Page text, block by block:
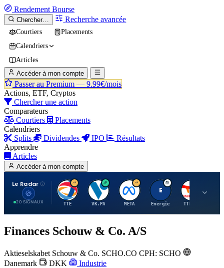
Rendement Bourse
Chercher… Recherche avancée
Courtiers
Placements
Calendriers
Articles
Accéder à mon compte
Passer au Premium — 9.99€/mois
Actions, ETF, Cryptos
Chercher une action
Comparateurs
Courtiers
Placements
Calendriers
Splits
Dividendes IPO
Résultats
Apprendre
Articles
Accéder à mon compte
Le Radar
20 SIGNAUX
T
TTE
V
VK.PA
M
META
E
Energie
T
TTE.PA
Finances Schouw & Co. A/S
Aktieselskabet Schouw & Co. SCHO.CO CPH: SCHO
Danemark
DKK Industrie